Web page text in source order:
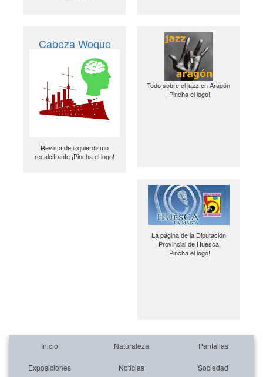
Cabeza Woque
Revista de izquierdismo
recalcitrante ¡Pincha el logo!
Todo sobre el jazz en Aragón
¡Pincha el logo!
La página de la Diputación
Provincial de Huesca
¡Pincha el logo!
Inicio Naturaleza Pantallas
Exposiciones Noticias Sociedad